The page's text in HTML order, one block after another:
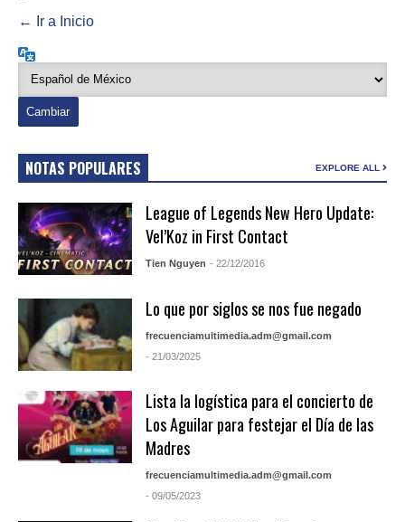
← Ir a Inicio
NOTAS POPULARES EXPLORE ALL
League of Legends New Hero Update:
Vel’Koz in First Contact
Tien Nguyen - 22/12/2016
Lo que por siglos se nos fue negado
frecuenciamultimedia.adm@gmail.com
- 21/03/2025
Lista la logística para el concierto de
Los Aguilar para festejar el Día de las
Madres
frecuenciamultimedia.adm@gmail.com
- 09/05/2023